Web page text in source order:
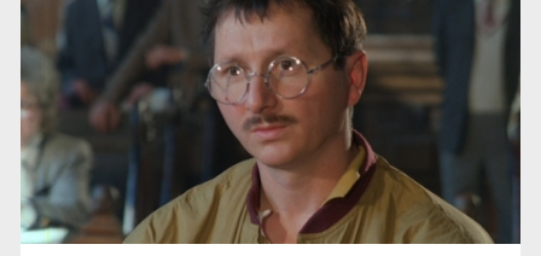
(P) Deratizare și dezinsecție: cum rezolvi o infestare de la
primele semne ...